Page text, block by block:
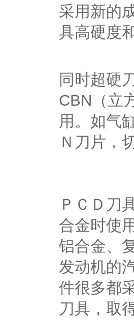
采用新的
具高硬度
同时超硬
CBN（立
用。如气
Ｎ刀片，
ＰＣＤ刀
合金时使
铝合金、
发动机的
件很多都
刀具，取